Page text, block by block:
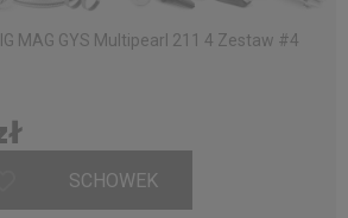
MAG GYS Multipearl 211 4 Zestaw #4
SCHOWEK